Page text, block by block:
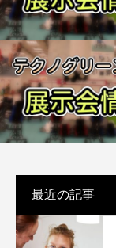
最近の記事